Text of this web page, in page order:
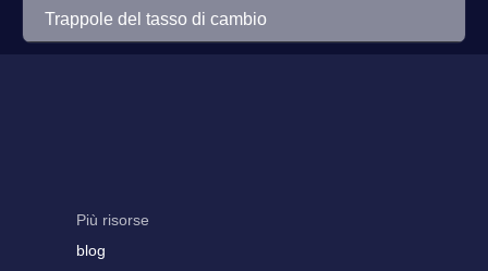
Trappole del tasso di cambio
Più risorse
blog